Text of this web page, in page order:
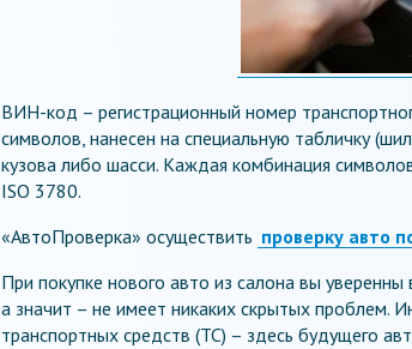
ВИН-код – регистрационный номер
символов, нанесен на специальную табличку
кузова либо шасси. Каждая комбинация
ISO 3780.
«АвтоПроверка» осуществить проверку авто
При покупке нового авто из салона вы
а значит – не имеет никаких скрытых проблем.
транспортных средств (ТС) – здесь будущего